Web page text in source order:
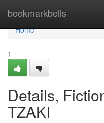
bookmarkbells
Home
Home
1
Details,
ΤΖΑΚΙ